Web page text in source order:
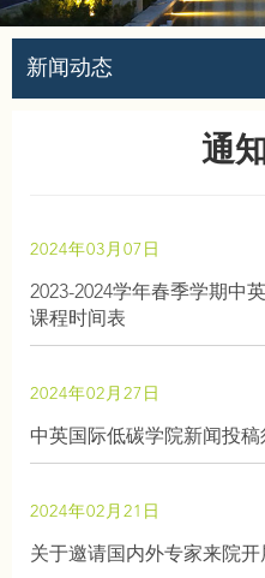
新闻动态
通
2024年03月07日
2023-2024学年春季学期中
课程时间表
2024年02月27日
中英国际低碳学院新闻投稿
2024年02月21日
关于邀请国内外专家来院